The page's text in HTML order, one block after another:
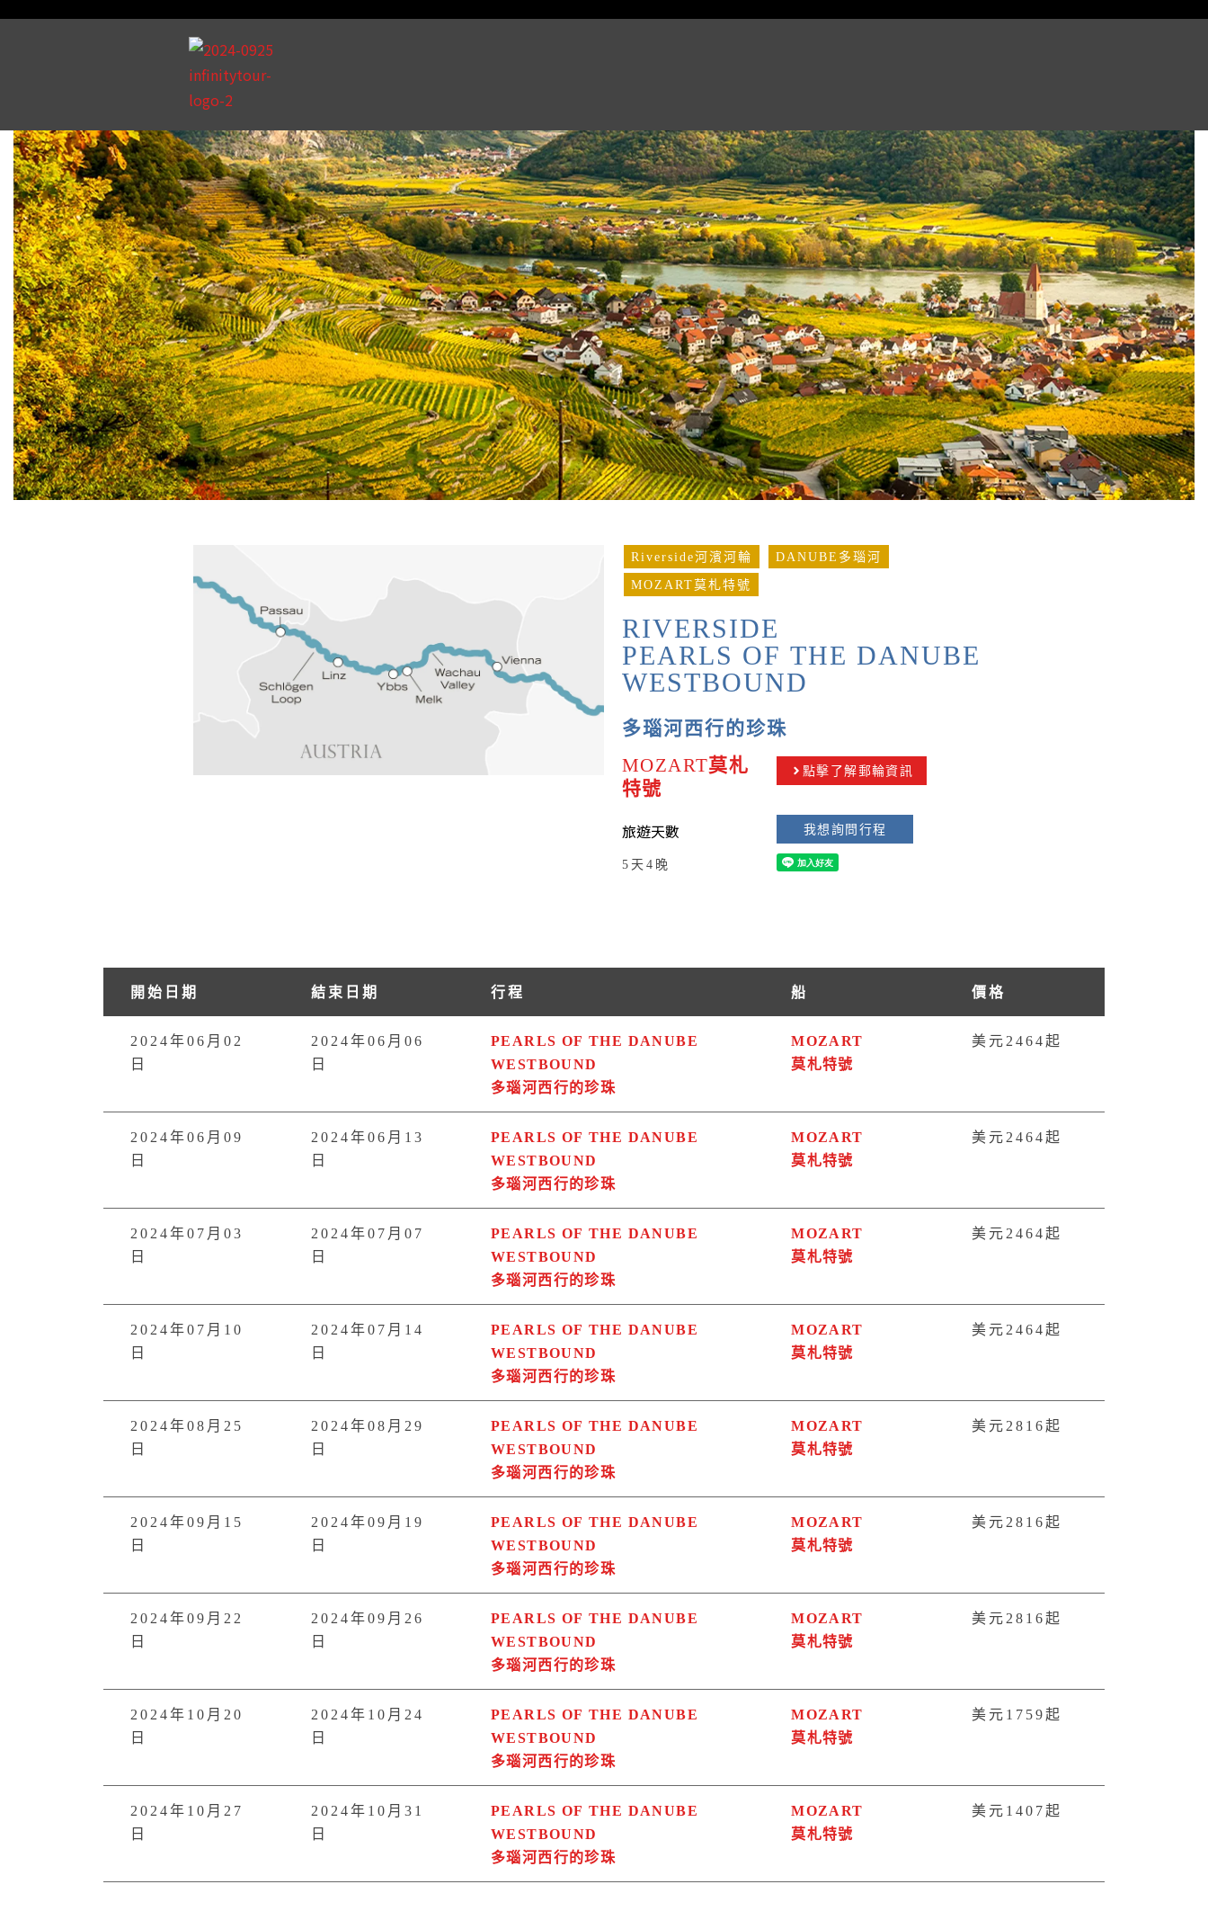
Riverside河濱河輪
DANUBE多瑙河
MOZART莫札特號
RIVERSIDE
PEARLS OF THE DANUBE
WESTBOUND
多瑙河西行的珍珠
MOZART莫札
特號
點擊了解郵輪資訊
旅遊天數
5天4晚
我想詢問行程
開始日期 結束日期 行程 船 價格
2024年06月02
日
2024年06月06
日
PEARLS OF THE DANUBE
WESTBOUND
多瑙河西行的珍珠
MOZART
莫札特號
美元2464起
2024年06月09
日
2024年06月13
日
PEARLS OF THE DANUBE
WESTBOUND
多瑙河西行的珍珠
MOZART
莫札特號
美元2464起
2024年07月03
日
2024年07月07
日
PEARLS OF THE DANUBE
WESTBOUND
多瑙河西行的珍珠
MOZART
莫札特號
美元2464起
2024年07月10
日
2024年07月14
日
PEARLS OF THE DANUBE
WESTBOUND
多瑙河西行的珍珠
MOZART
莫札特號
美元2464起
2024年08月25
日
2024年08月29
日
PEARLS OF THE DANUBE
WESTBOUND
多瑙河西行的珍珠
MOZART
莫札特號
美元2816起
2024年09月15
日
2024年09月19
日
PEARLS OF THE DANUBE
WESTBOUND
多瑙河西行的珍珠
MOZART
莫札特號
美元2816起
2024年09月22
日
2024年09月26
日
PEARLS OF THE DANUBE
WESTBOUND
多瑙河西行的珍珠
MOZART
莫札特號
美元2816起
2024年10月20
日
2024年10月24
日
PEARLS OF THE DANUBE
WESTBOUND
多瑙河西行的珍珠
MOZART
莫札特號
美元1759起
2024年10月27
日
2024年10月31
日
PEARLS OF THE DANUBE
WESTBOUND
多瑙河西行的珍珠
MOZART
莫札特號
美元1407起